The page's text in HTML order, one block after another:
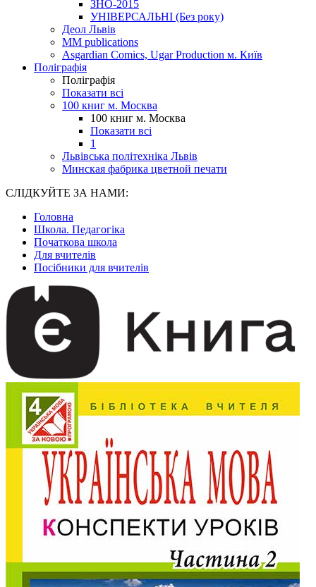
ЗНО-2015
УНІВЕРСАЛЬНІ (Без року)
Деол Львів
MM publications
Asgardian Comics, Ugar Production м. Київ
Поліграфія
Поліграфія
Показати всі
100 книг м. Москва
100 книг м. Москва
Показати всі
1
Львівська політехніка Львів
Минская фабрика цветной печати
СЛІДКУЙТЕ ЗА НАМИ:
Головна
Школа. Педагогіка
Початкова школа
Для вчителів
Посібники для вчителів